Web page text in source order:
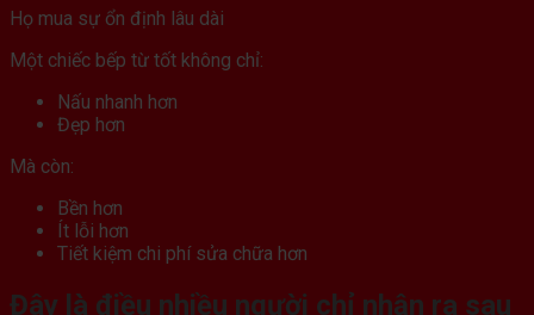
Họ mua sự ổn định lâu dài
Một chiếc bếp từ tốt không chỉ:
Nấu nhanh hơn
Đẹp hơn
Mà còn:
Bền hơn
Ít lỗi hơn
Tiết kiệm chi phí sửa chữa hơn
Đây là điều nhiều người chỉ nhận ra sau